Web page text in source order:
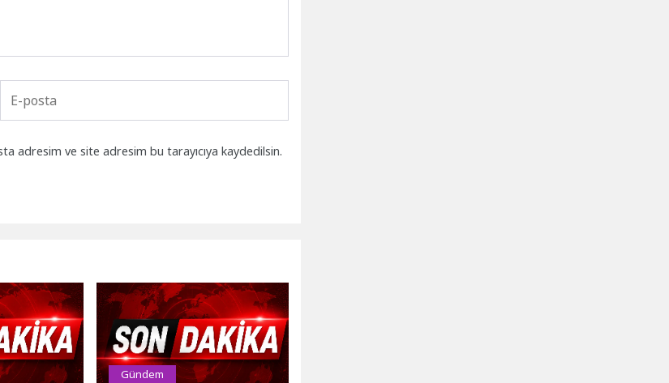
adresim ve site adresim bu tarayıcıya kaydedilsin.
Gündem